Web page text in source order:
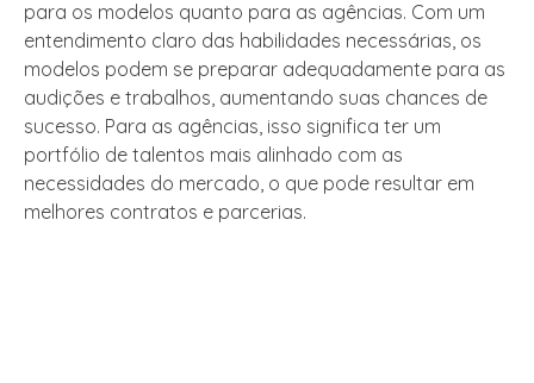
para os modelos quanto para as agências. Com um
entendimento claro das habilidades necessárias, os
modelos podem se preparar adequadamente para as
audições e trabalhos, aumentando suas chances de
sucesso. Para as agências, isso significa ter um
portfólio de talentos mais alinhado com as
necessidades do mercado, o que pode resultar em
melhores contratos e parcerias.